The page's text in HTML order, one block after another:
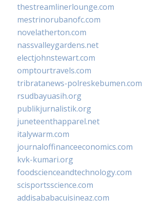
thestreamlinerlounge.com
mestrinorubanofc.com
novelatherton.com
nassvalleygardens.net
electjohnstewart.com
omptourtravels.com
tribratanews-polreskebumen.com
rsudbayuasih.org
publikjurnalistik.org
juneteenthapparel.net
italywarm.com
journaloffinanceeconomics.com
kvk-kumari.org
foodscienceandtechnology.com
scisportsscience.com
addisababacuisineaz.com